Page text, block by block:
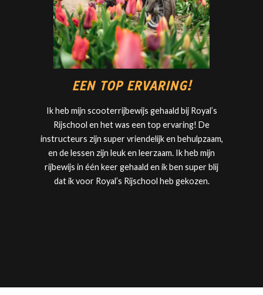
EEN TOP ERVARING!
Ik heb mijn scooterrijbewijs gehaald bij Royal’s
Rijschool en het was een top ervaring! De
instructeurs zijn super vriendelijk en behulpzaam,
en de lessen zijn leuk en leerzaam. Ik heb mijn
rijbewijs in één keer gehaald en ik ben super blij
dat ik voor Royal’s Rijschool heb gekozen.